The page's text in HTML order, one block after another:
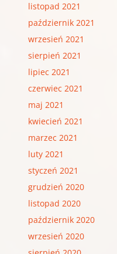
listopad 2021
październik 2021
wrzesień 2021
sierpień 2021
lipiec 2021
czerwiec 2021
maj 2021
kwiecień 2021
marzec 2021
luty 2021
styczeń 2021
grudzień 2020
listopad 2020
październik 2020
wrzesień 2020